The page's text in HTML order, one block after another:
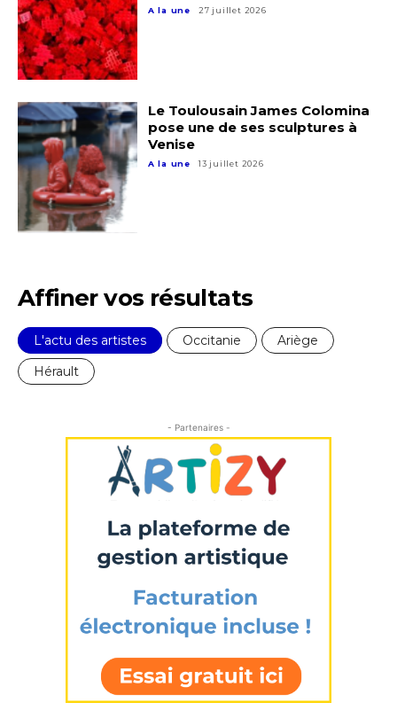
* Champ obligatoire
Prénom
Statut / Organisation
J'accepte lestermes et conditions
* Champ obligatoire
A la une 27 juillet 2026
Le Toulousain James Colomina
pose une de ses sculptures à
Venise
A la une 13 juillet 2026
Affiner vos résultats
L'actu des artistes Occitanie
Ariège
Hérault
- Partenaires -